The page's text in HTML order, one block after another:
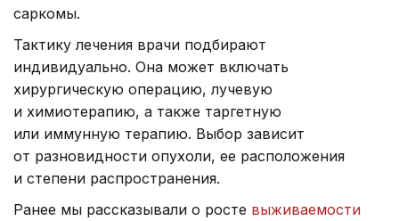
саркомы.
Тактику лечения врачи подбирают
индивидуально. Она может включать
хирургическую операцию, лучевую
и химиотерапию, а также таргетную
или иммунную терапию. Выбор зависит
от разновидности опухоли, ее расположения
и степени распространения.
Ранее мы рассказывали о росте выживаемости